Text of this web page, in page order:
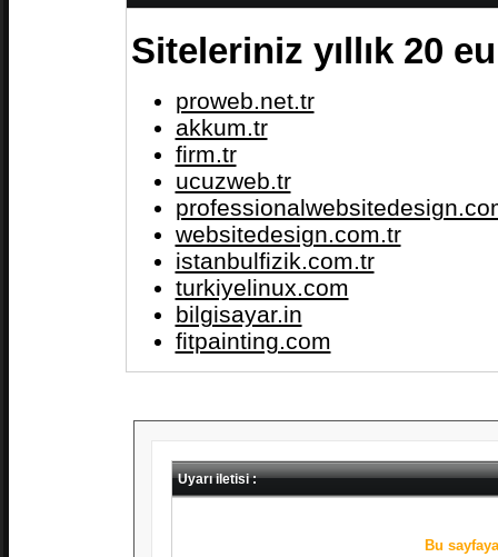
Siteleriniz yıllık 20
proweb.net.tr
akkum.tr
firm.tr
ucuzweb.tr
websitedesign.com.tr
istanbulfizik.com.tr
turkiyelinux.com
bilgisayar.in
fitpainting.com
Uyarı iletisi :
Bu